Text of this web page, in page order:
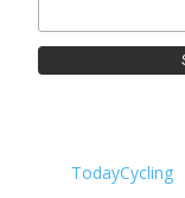
TodayCycling